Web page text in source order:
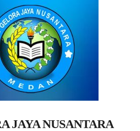
JAYA NUSANTARA